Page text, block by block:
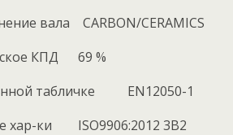
вала CARBON/CERAMICS
КПД 69 %
табличке EN12050-1
хар-ки ISO9906:2012 3B2